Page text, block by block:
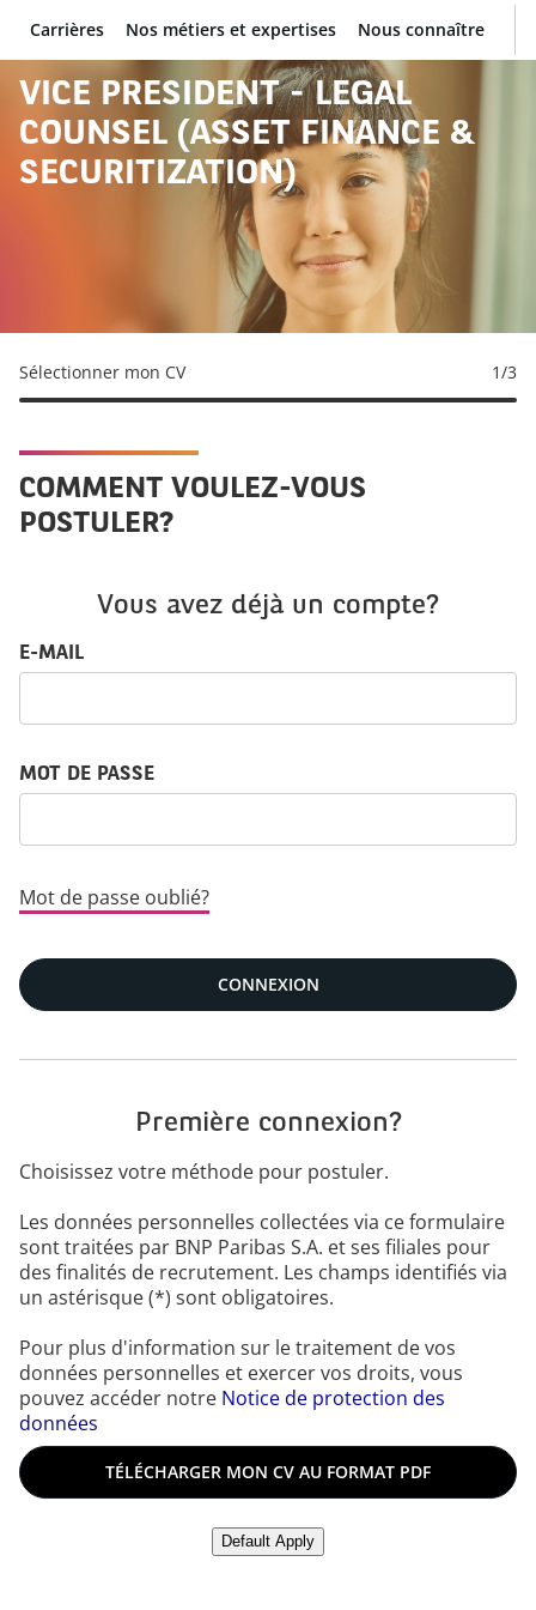
BNP Paribas
Carrières Nos métiers et expertises Nous connaître
VICE PRESIDENT - LEGAL
COUNSEL (ASSET FINANCE &
SECURITIZATION)
Sélectionner mon CV 1/3
COMMENT VOULEZ-VOUS
POSTULER?
Vous avez déjà un compte?
Connexion : identifiant et mot de passe
E-MAIL
MOT DE PASSE
Mot de passe oublié?
CONNEXION
Première connexion?
Choisissez votre méthode pour postuler.
Les données personnelles collectées via ce formulaire
sont traitées par BNP Paribas S.A. et ses filiales pour
des finalités de recrutement. Les champs identifiés via
un astérisque (*) sont obligatoires.
Pour plus d'information sur le traitement de vos
données personnelles et exercer vos droits, vous
pouvez accéder notre Notice de protection des
données
TÉLÉCHARGER MON CV AU FORMAT PDF
Télécharger le CV
Default Apply
Télécharger le CV depuis LinkedIn